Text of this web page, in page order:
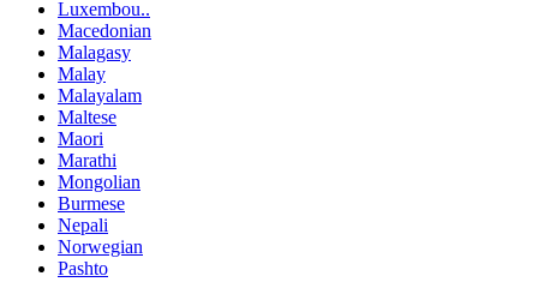
Luxembou..
Macedonian
Malagasy
Malay
Malayalam
Maltese
Maori
Marathi
Mongolian
Burmese
Nepali
Norwegian
Pashto